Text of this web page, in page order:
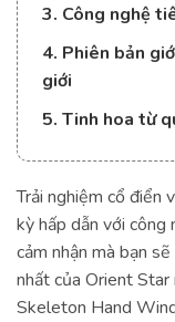
3. Công nghệ
4. Phiên bản
giới
5. Tinh hoa từ
Trải nghiệm cổ điển
kỳ hấp dẫn với công
cảm nhận mà bạn
nhất của Orient
Skeleton Hand